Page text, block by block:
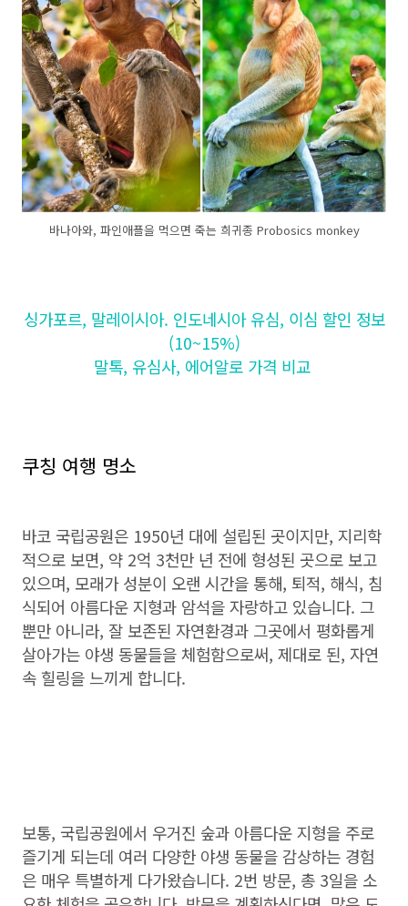
바나아와, 파인애플을 먹으면 죽는 희귀종 Probosics monkey
싱가포르, 말레이시아. 인도네시아 유심, 이심 할인 정보
(10~15%)
말톡, 유심사, 에어알로 가격 비교
쿠칭 여행 명소
바코 국립공원은 1950년 대에 설립된 곳이지만, 지리학
적으로 보면, 약 2억 3천만 년 전에 형성된 곳으로 보고
있으며, 모래가 성분이 오랜 시간을 통해, 퇴적, 해식, 침
식되어 아름다운 지형과 암석을 자랑하고 있습니다. 그
뿐만 아니라, 잘 보존된 자연환경과 그곳에서 평화롭게
살아가는 야생 동물들을 체험함으로써, 제대로 된, 자연
속 힐링을 느끼게 합니다.
보통, 국립공원에서 우거진 숲과 아름다운 지형을 주로
즐기게 되는데 여러 다양한 야생 동물을 감상하는 경험
은 매우 특별하게 다가왔습니다. 2번 방문, 총 3일을 소